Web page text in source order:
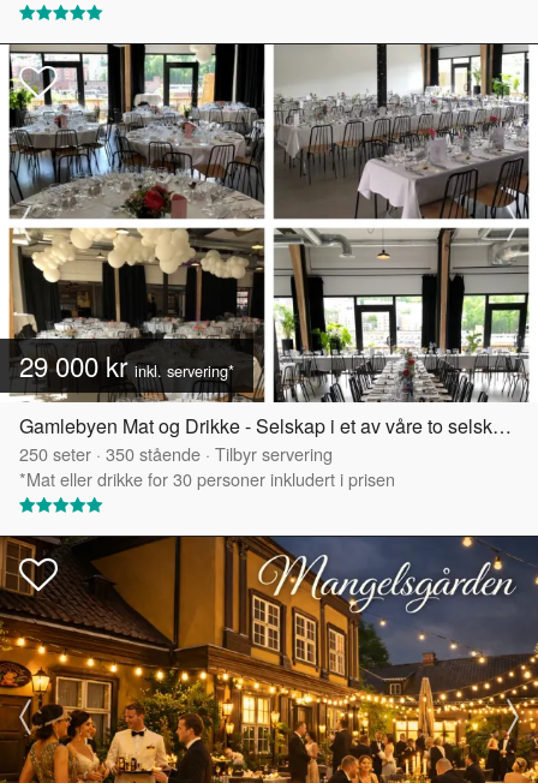
29 000 krinkl. servering*
Gamlebyen Mat og Drikke - Selskap i et av våre to selskapslokaler
250seter · 350stående · Tilbyr servering
*Mat eller drikke for 30 personer inkludert i prisen